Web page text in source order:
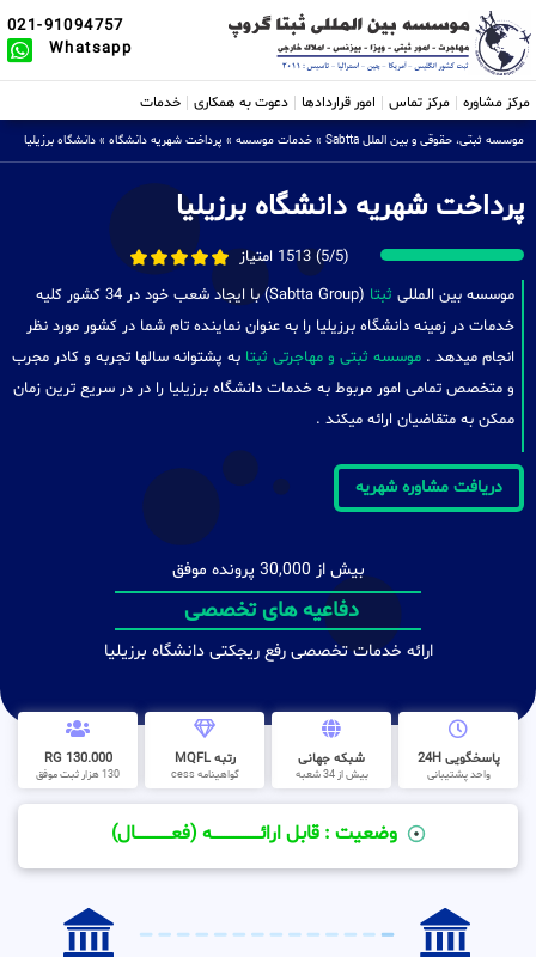
021-91094757
Whatsapp
مرکز مشاوره مرکز تماس امور قراردادها دعوت به همکاری خدمات
موسسه ثبتی، حقوقی و بین الملل Sabtta » خدمات موسسه » پرداخت شهریه دانشگاه » دانشگاه برزیلیا
پرداخت شهریه دانشگاه برزیلیا
(5/5) 1513 امتیاز
موسسه بین المللی ثبتا
(Sabtta Group) با ایجاد شعب خود در 34 کشور کلیه
خدمات در زمینه دانشگاه برزیلیا را به عنوان نماینده تام شما در کشور مورد نظر
انجام میدهد . موسسه ثبتی و مهاجرتی ثبتا به پشتوانه سالها تجربه و کادر مجرب
و متخصص تمامی امور مربوط به خدمات دانشگاه برزیلیا را در در سریع ترین زمان
ممکن به متقاضیان ارائه میکند .
دریافت مشاوره شهریه
بیش از 30,000 پرونده موفق
دفاعیه های تخصصی
ارائه خدمات تخصصی رفع ریجکتی دانشگاه برزیلیا
پاسخگویی 24H
واحد پشتیبانی
شبکه جهانی
بیش از 34 شعبه
رتبه MQFL
گواهینامه cess
130.000 RG
130 هزار ثبت موفق
وضعیت : قابل ارائــــــــــــــــــــه (فعـــــــــــــــال)